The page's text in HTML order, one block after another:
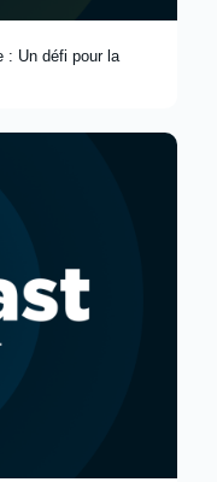
: Un défi pour la